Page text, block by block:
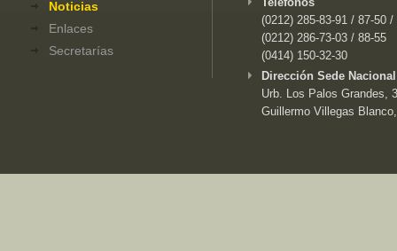
Noticias
Enlaces
Secretarías
(0212) 285-83-91 / 87-50 /
(0212) 286-73-03 / 88-55
(0414) 150-32-30
Dirección Sede
Urb. Los Palos Grandes,
Guillermo Villegas